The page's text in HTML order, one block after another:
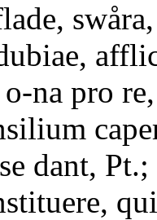
na pro
dant, Pt.;